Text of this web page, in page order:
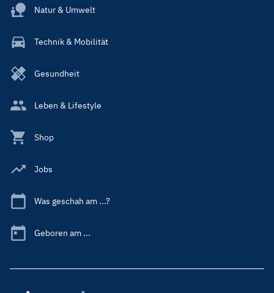
Natur & Umwelt
Technik & Mobilität
Gesundheit
Leben & Lifestyle
Shop
Jobs
Was geschah am ...?
Geboren am ...